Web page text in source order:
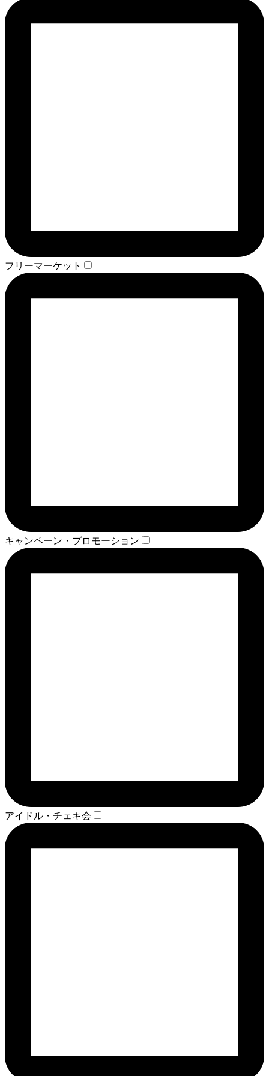
フリーマーケット
キャンペーン・プロモーション
アイドル・チェキ会